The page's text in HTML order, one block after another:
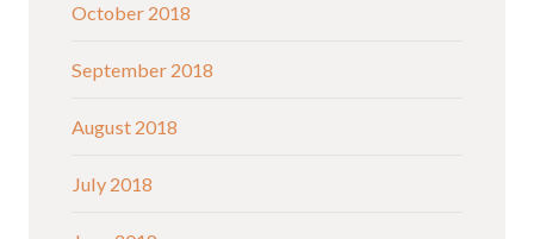
October 2018
September 2018
August 2018
July 2018